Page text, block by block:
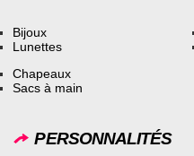
Bijoux
Lunettes
Chapeaux
Sacs à main
PERSONNALITÉS